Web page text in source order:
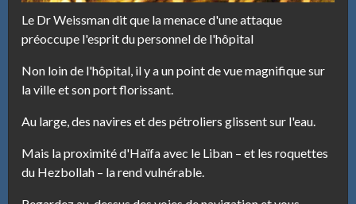
Le Dr Weissman dit que la menace d'une attaque
préoccupe l'esprit du personnel de l'hôpital
Non loin de l'hôpital, il y a un point de vue magnifique sur
la ville et son port florissant.
Au large, des navires et des pétroliers glissent sur l'eau.
Mais la proximité d'Haïfa avec le Liban – et les roquettes
du Hezbollah – la rend vulnérable.